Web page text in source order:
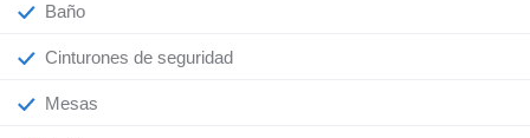
Baño
Cinturones de seguridad
Mesas